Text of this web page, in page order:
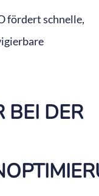
fördert schnelle,
BEI DER